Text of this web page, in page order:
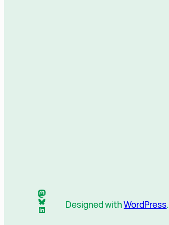
Mastodon
Bluesky
LinkedIn Designed withWordPress.